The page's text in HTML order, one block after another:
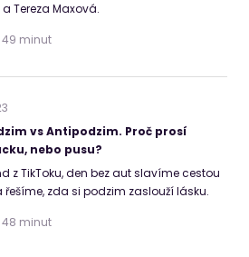
Tereza Maxová.
49 minut
vs Antipodzim. Proč prosí
nebo pusu?
z TikToku, den bez aut slavíme cestou
řešíme, zda si podzim zaslouží lásku.
48 minut